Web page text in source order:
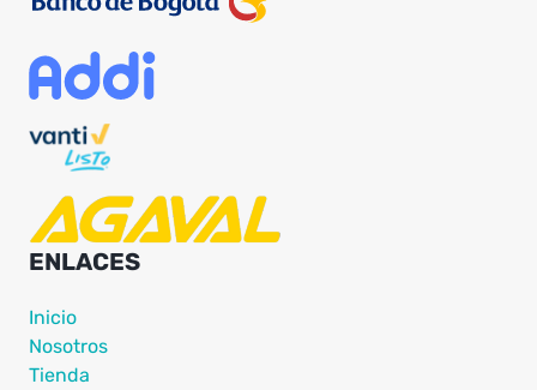
ENLACES
Inicio
Nosotros
Tienda